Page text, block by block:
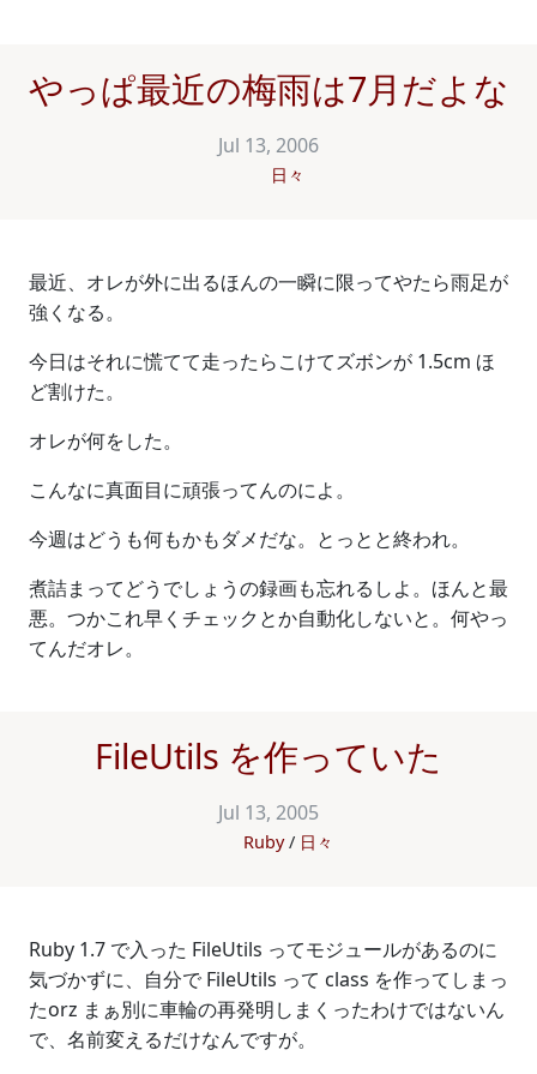
やっぱ最近の梅雨は7月だよな
Jul 13, 2006
日々
最近、オレが外に出るほんの一瞬に限ってやたら雨足が
強くなる。
今日はそれに慌てて走ったらこけてズボンが 1.5cm ほ
ど割けた。
オレが何をした。
こんなに真面目に頑張ってんのによ。
今週はどうも何もかもダメだな。とっとと終われ。
煮詰まってどうでしょうの録画も忘れるしよ。ほんと最
悪。つかこれ早くチェックとか自動化しないと。何やっ
てんだオレ。
FileUtils を作っていた
Jul 13, 2005
Ruby 日々
Ruby 1.7 で入った FileUtils ってモジュールがあるのに
気づかずに、自分で FileUtils って class を作ってしまっ
たorz まぁ別に車輪の再発明しまくったわけではないん
で、名前変えるだけなんですが。